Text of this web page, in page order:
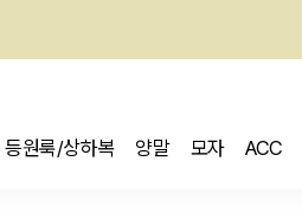
등원룩/상하복 양말 모자 ACC